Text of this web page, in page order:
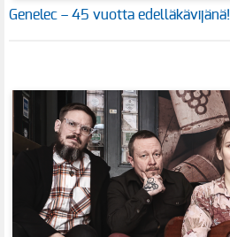
Genelec – 45 vuotta edelläkävijänä!